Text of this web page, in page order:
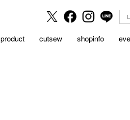
product cutsew shopinfo